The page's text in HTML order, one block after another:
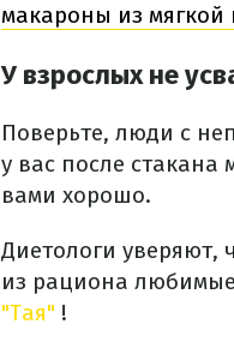
макароны из
У взрослых не
Поверьте, люди с
у вас после
вами хорошо.
Диетологи
из рациона
"Тая" !